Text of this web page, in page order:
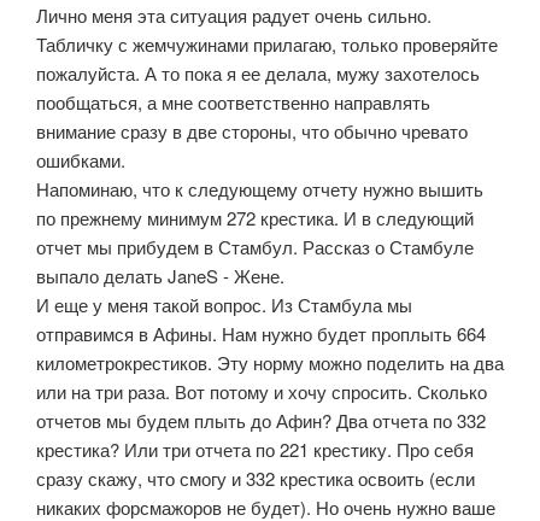
Лично меня эта ситуация радует очень сильно.
Табличку с жемчужинами прилагаю, только проверяйте
пожалуйста. А то пока я ее делала, мужу захотелось
пообщаться, а мне соответственно направлять
внимание сразу в две стороны, что обычно чревато
ошибками.
Напоминаю, что к следующему отчету нужно вышить
по прежнему минимум 272 крестика. И в следующий
отчет мы прибудем в Стамбул. Рассказ о Стамбуле
выпало делать JaneS - Жене.
И еще у меня такой вопрос. Из Стамбула мы
отправимся в Афины. Нам нужно будет проплыть 664
километрокрестиков. Эту норму можно поделить на два
или на три раза. Вот потому и хочу спросить. Сколько
отчетов мы будем плыть до Афин? Два отчета по 332
крестика? Или три отчета по 221 крестику. Про себя
сразу скажу, что смогу и 332 крестика освоить (если
никаких форсмажоров не будет). Но очень нужно ваше